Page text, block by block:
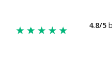
★★★★★ 4.8/5